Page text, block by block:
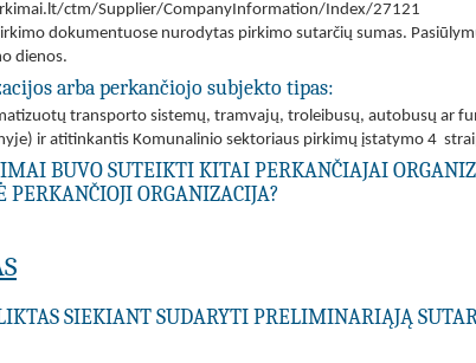
ctm/Supplier/CompanyInformation/Index/27121
dokumentuose nurodytas pirkimo sutarčių sumas.
dienos.
arba perkančiojo subjekto tipas:
transporto sistemų, tramvajų, troleibusų, autobusų ar
ir atitinkantis Komunalinio sektoriaus pirkimų įstatymo 4
BUVO SUTEIKTI KITAI PERKANČIAJAI
ORGANIZACIJA?
SIEKIANT SUDARYTI PRELIMINARIĄJĄ